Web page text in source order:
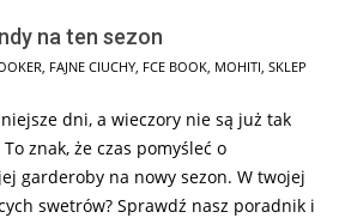
na ten sezon
, FAJNE CIUCHY, FCE BOOK, MOHITI, SKLEP
dni, a wieczory nie są już tak
znak, że czas pomyśleć o
garderoby na nowy sezon. W twojej
swetrów? Sprawdź nasz poradnik i